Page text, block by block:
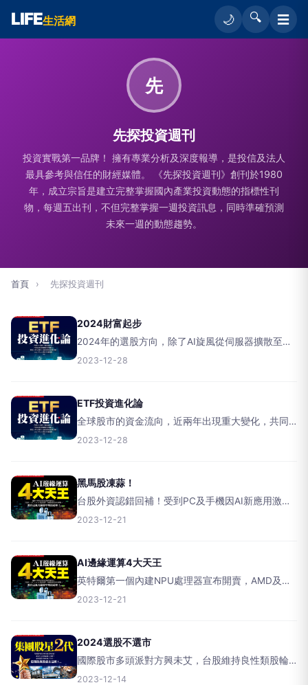
LIFE生活網 🌙 🔍 ☰
先
先探投資週刊
投資實戰第一品牌！ 擁有專業分析及深度報導，是投信及法人
最具參考與信任的財經媒體。 《先探投資週刊》創刊於1980
年，成立宗旨是建立完整掌握國內產業投資動態的指標性刊
物，每週五出刊，不但完整掌握一週投資訊息，同時準確預測
未來一週的動態趨勢。
首頁 › 先探投資週刊
2024財富起步
2024年的選股方向，除了AI旋風從伺服器擴散至
NB/PC，硬體先行而後應用百花齊放之外，跟著政
投資的趨
2023-12-28
ETF投資進化論
全球股市的資金流向，近兩年出現重大變化，共同
基金與被動型為主的ETF的此消彼漲，尤其在科技巨
動、通膨高漲
2023-12-28
黑馬股凍蒜！
台股外資認錯回補！受到PC及手機因AI新應用激
勵，雙A品牌帶動相關代工及零組件股看好；電動車
緩，聯準會開會認
2023-12-21
AI邊緣運算4大天王
英特爾第一個內建NPU處理器宣布開賣，AMD及高
通處理器也將跟著問世，邊緣AI盛世落地來臨，龐
一代處理器
2023-12-21
2024選股不選市
國際股市多頭派對方興未艾，台股維持良性類股輪
動格局，搭配高價股帶動比價效應，又逢財報空窗
2023-12-14